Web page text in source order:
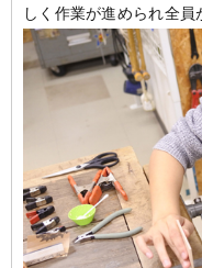
しく作業が進められ全員